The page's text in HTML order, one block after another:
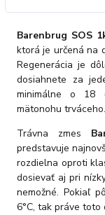
dodavatele. Jelikož zboží
Zakládáme si na férovém
okamžitou reakci, osobní
nedoporučujete. Věříme, že nám v budoucnu dáte příležitost přesvědčit Vás o
Barenbrug SOS
ktorá je určená na
Regenerácia je
dosiahnete za
minimálne o 18
mätonohu trváceho.
Trávna zmes
predstavuje
rozdielna oproti
dosievať aj pri
nemožné. Pokiaľ
6°C, tak práve toto